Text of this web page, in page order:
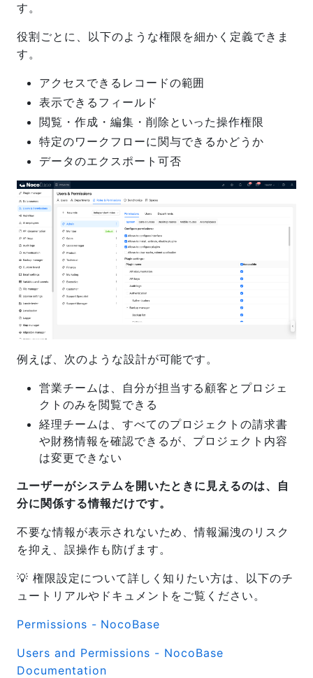
す。
役割ごとに、以下のような権限を細かく定義できま
す。
アクセスできるレコードの範囲
表示できるフィールド
閲覧・作成・編集・削除といった操作権限
特定のワークフローに関与できるかどうか
データのエクスポート可否
例えば、次のような設計が可能です。
営業チームは、自分が担当する顧客とプロジェ
クトのみを閲覧できる
経理チームは、すべてのプロジェクトの請求書
や財務情報を確認できるが、プロジェクト内容
は変更できない
ユーザーがシステムを開いたときに見えるのは、自
分に関係する情報だけです。
不要な情報が表示されないため、情報漏洩のリスク
を抑え、誤操作も防げます。
💡 権限設定について詳しく知りたい方は、以下のチ
ュートリアルやドキュメントをご覧ください。
Permissions - NocoBase
Users and Permissions - NocoBase
Documentation